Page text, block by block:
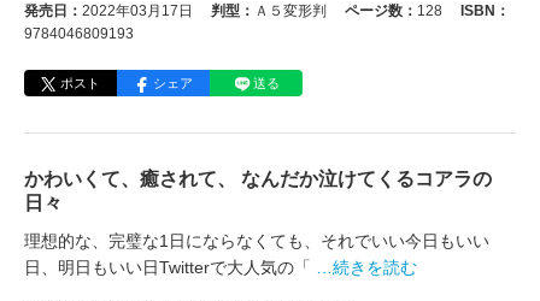
発売日： 2022年03月17日 判型： Ａ５変形判 ページ数： 128
ISBN：
9784046809193
ポスト シェア 送る
かわいくて、癒されて、 なんだか泣けてくるコアラの
日々
理想的な、完璧な1日にならなくても、それでいい今日もいい
日、明日もいい日Twitterで大人気の「
…続きを読む